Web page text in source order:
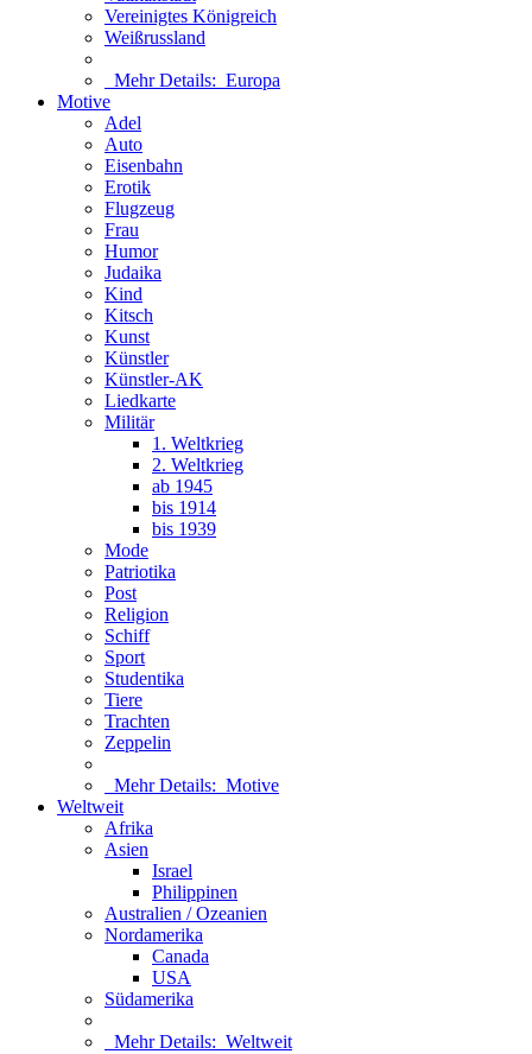
Vereinigtes Königreich
Weißrussland
Mehr Details: Europa
Motive
Adel
Auto
Eisenbahn
Erotik
Flugzeug
Frau
Humor
Judaika
Kind
Kitsch
Kunst
Künstler
Künstler-AK
Liedkarte
Militär
1. Weltkrieg
2. Weltkrieg
ab 1945
bis 1914
bis 1939
Mode
Patriotika
Post
Religion
Schiff
Sport
Studentika
Tiere
Trachten
Zeppelin
Mehr Details: Motive
Weltweit
Afrika
Asien
Israel
Philippinen
Australien / Ozeanien
Nordamerika
Canada
USA
Südamerika
Mehr Details: Weltweit